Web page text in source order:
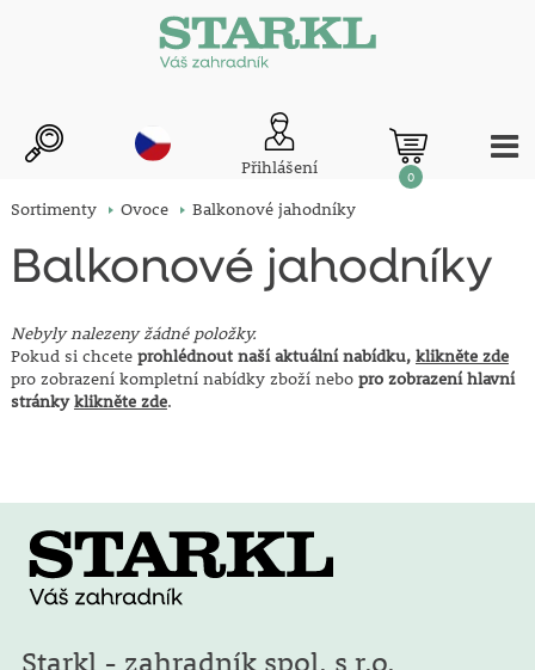
Přihlášení 0
Sortimenty Ovoce Balkonové jahodníky
Balkonové jahodníky
Nebyly nalezeny žádné položky.
Pokud si chcete prohlédnout naší aktuální nabídku, klikněte zde
pro zobrazení kompletní nabídky zboží nebo pro zobrazení hlavní
stránkyklikněte zde.
Starkl - zahradník spol. s r.o.